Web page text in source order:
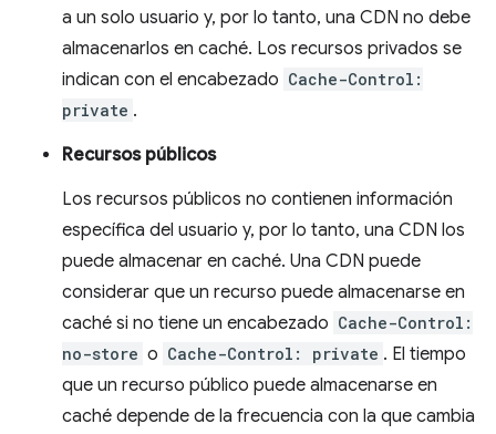
a un solo usuario y, por lo tanto, una CDN no debe
almacenarlos en caché. Los recursos privados se
indican con el encabezado Cache-Control:
private .
Recursos públicos
Los recursos públicos no contienen información
específica del usuario y, por lo tanto, una CDN los
puede almacenar en caché. Una CDN puede
considerar que un recurso puede almacenarse en
caché si no tiene un encabezado Cache-Control:
no-store o Cache-Control: private . El tiempo
que un recurso público puede almacenarse en
caché depende de la frecuencia con la que cambia